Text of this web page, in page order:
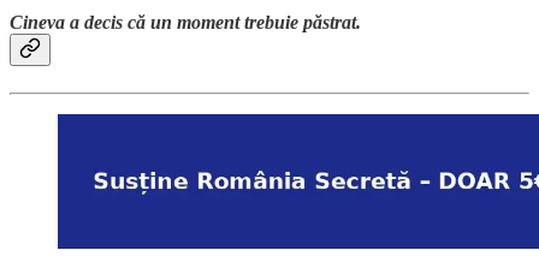
Cineva a decis că un moment trebuie păstrat.